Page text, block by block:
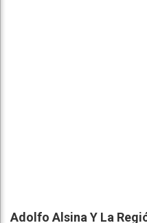
Adolfo Alsina Y La